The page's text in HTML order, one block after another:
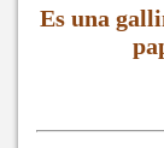
Es una